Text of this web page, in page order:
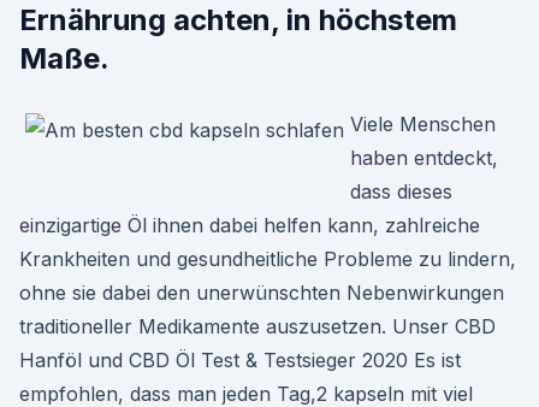
Ernährung achten, in höchstem
Maße.
Viele Menschen
haben entdeckt,
dass dieses
einzigartige Öl ihnen dabei helfen kann, zahlreiche
Krankheiten und gesundheitliche Probleme zu lindern,
ohne sie dabei den unerwünschten Nebenwirkungen
traditioneller Medikamente auszusetzen. Unser CBD
Hanföl und CBD Öl Test & Testsieger 2020 Es ist
empfohlen, dass man jeden Tag,2 kapseln mit viel